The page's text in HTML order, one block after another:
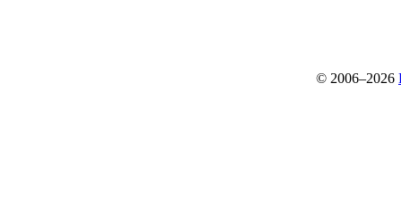
© 2006–2026